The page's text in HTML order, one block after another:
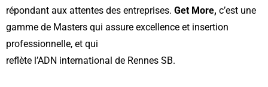
répondant aux attentes des entreprises. Get More, c’est une
gamme de Masters qui assure excellence et insertion
professionnelle, et qui
reflète l’ADN international de Rennes SB.